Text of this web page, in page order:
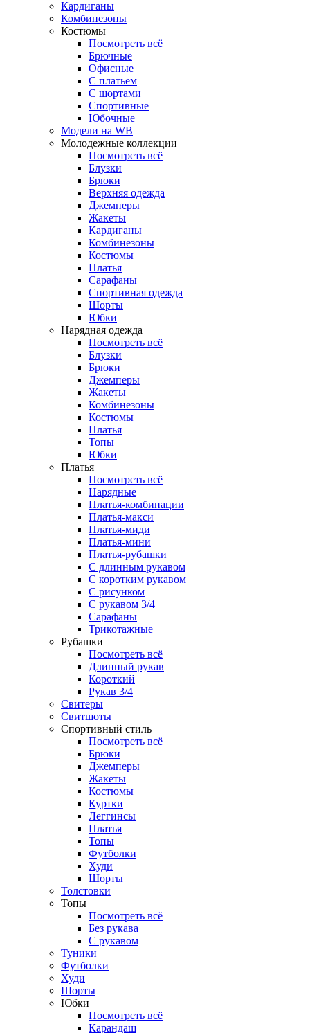
Кардиганы
Комбинезоны
Костюмы
Посмотреть всё
Брючные
Офисные
С платьем
С шортами
Спортивные
Юбочные
Модели на WB
Молодежные коллекции
Посмотреть всё
Блузки
Брюки
Верхняя одежда
Джемперы
Жакеты
Кардиганы
Комбинезоны
Костюмы
Платья
Сарафаны
Спортивная одежда
Шорты
Юбки
Нарядная одежда
Посмотреть всё
Блузки
Брюки
Джемперы
Жакеты
Комбинезоны
Костюмы
Платья
Топы
Юбки
Платья
Посмотреть всё
Нарядные
Платья-комбинации
Платья-макси
Платья-миди
Платья-мини
Платья-рубашки
С длинным рукавом
С коротким рукавом
С рисунком
С рукавом 3/4
Сарафаны
Трикотажные
Рубашки
Посмотреть всё
Длинный рукав
Короткий
Рукав 3/4
Свитеры
Свитшоты
Спортивный стиль
Посмотреть всё
Брюки
Джемперы
Жакеты
Костюмы
Куртки
Леггинсы
Платья
Топы
Футболки
Худи
Шорты
Толстовки
Топы
Посмотреть всё
Без рукава
С рукавом
Туники
Футболки
Худи
Шорты
Юбки
Посмотреть всё
Карандаш